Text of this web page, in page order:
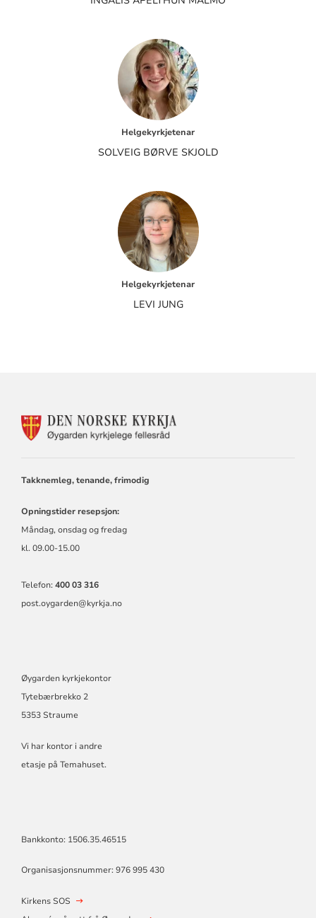
Helgekyrkjetenar
SOLVEIG BØRVE SKJOLD
Helgekyrkjetenar
LEVI JUNG
KONTAKTINFORMASJON
Takknemleg, tenande, frimodig
Opningstider resepsjon:
Måndag, onsdag og fredag
kl. 09.00-15.00
Telefon: 400 03 316
post.oygarden@kyrkja.no
Øygarden kyrkjekontor
Tytebærbrekko 2
5353 Straume
Vi har kontor i andre
etasje på Temahuset.
Bankkonto: 1506.35.46515
Organisasjonsnummer: 976 995 430
Kirkens SOS